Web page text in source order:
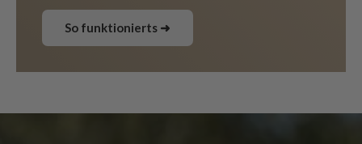
So funktionierts ➜